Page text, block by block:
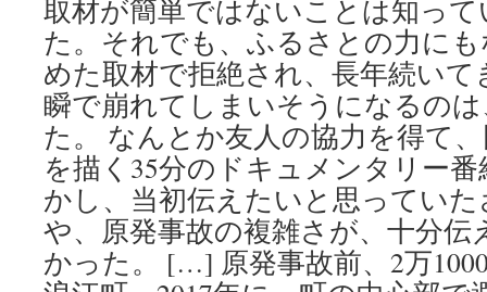
取材が簡単ではないことは知っ
た。それでも、ふるさとの力に
めた取材で拒絶され、長年続い
瞬で崩れてしまいそうになるの
た。 なんとか友人の協力を得て
を描く35分のドキュメンタリー
かし、当初伝えたいと思ってい
や、原発事故の複雑さが、十分
かった。 […] 原発事故前、2万